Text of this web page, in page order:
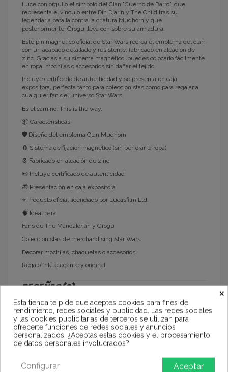
Luce con orgullo el símbolo del Clan "Cuerno de Barro", que
representa el vínculo entre Din Djarin y The Child tras su
legendaria batalla contra la criatura Mudhorn y que
posteriormente, Grogu lleva con sobre su armadura.
Este pin magnético oficial de Star Wars recrea el emblema del clan
con un acabado detallado y resistente, fabricado en aleación de
zinc. Gracias a su sistema magnético, puedes colocarlo fácilmente
en ropa, mochilas o accesorios sin dañar el tejido.
Incluye certificado de autenticidad y se presenta en caja
expositora, perfecta tanto para coleccionistas como para regalar a
cualquier fan del universo Star Wars.
Es el camino. This is the way.
📦 Características
🛡️ Diseño del emblema Clan Mudhorn
🧲 Sistema de fijación magnético (sin perforar la ropa)
⚙️ Fabricado en aleación de zinc
📜 Incluye certificado de autenticidad
🎁 Presentación en caja expositora
⭐ Producto oficial licenciado por Lucasfilm Ltd.
🧠 Ideal para
Fans de The Mandalorian y Grogu
Coleccionistas de merchandising Star Wars
Decorar mochilas, chaquetas o accesorios
Regalo friki elegante y original
Reseñas(0)
También podría interesarle
×
Esta tienda te pide que aceptes cookies para fines de
rendimiento, redes sociales y publicidad. Las redes sociales
y las cookies publicitarias de terceros se utilizan para
ofrecerte funciones de redes sociales y anuncios
personalizados. ¿Aceptas estas cookies y el procesamiento
de datos personales involucrados?
Aceptar
Configurar